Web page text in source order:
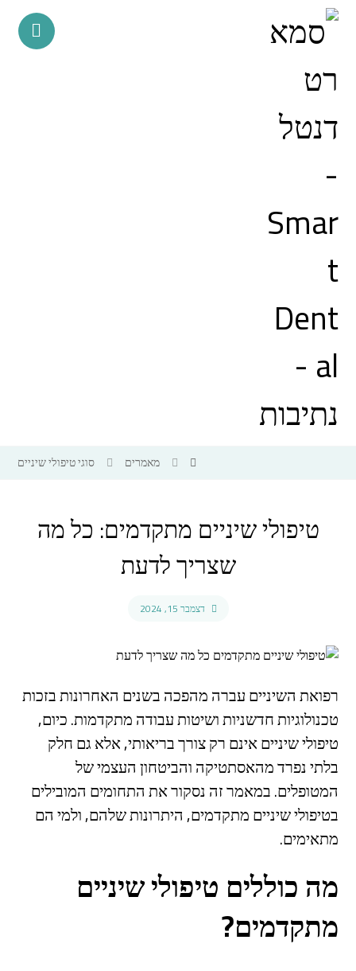
מאמרים סוגי טיפולי שיניים
טיפולי שיניים מתקדמים: כל מה
שצריך לדעת
דצמבר 15, 2024
רפואת השיניים עברה מהפכה בשנים האחרונות בזכות
טכנולוגיות חדשניות ושיטות עבודה מתקדמות. כיום,
טיפולי שיניים אינם רק צורך בריאותי, אלא גם חלק
בלתי נפרד מהאסתטיקה והביטחון העצמי של
המטופלים. במאמר זה נסקור את התחומים המובילים
בטיפולי שיניים מתקדמים, היתרונות שלהם, ולמי הם
מתאימים.
מה כוללים טיפולי שיניים
מתקדמים?